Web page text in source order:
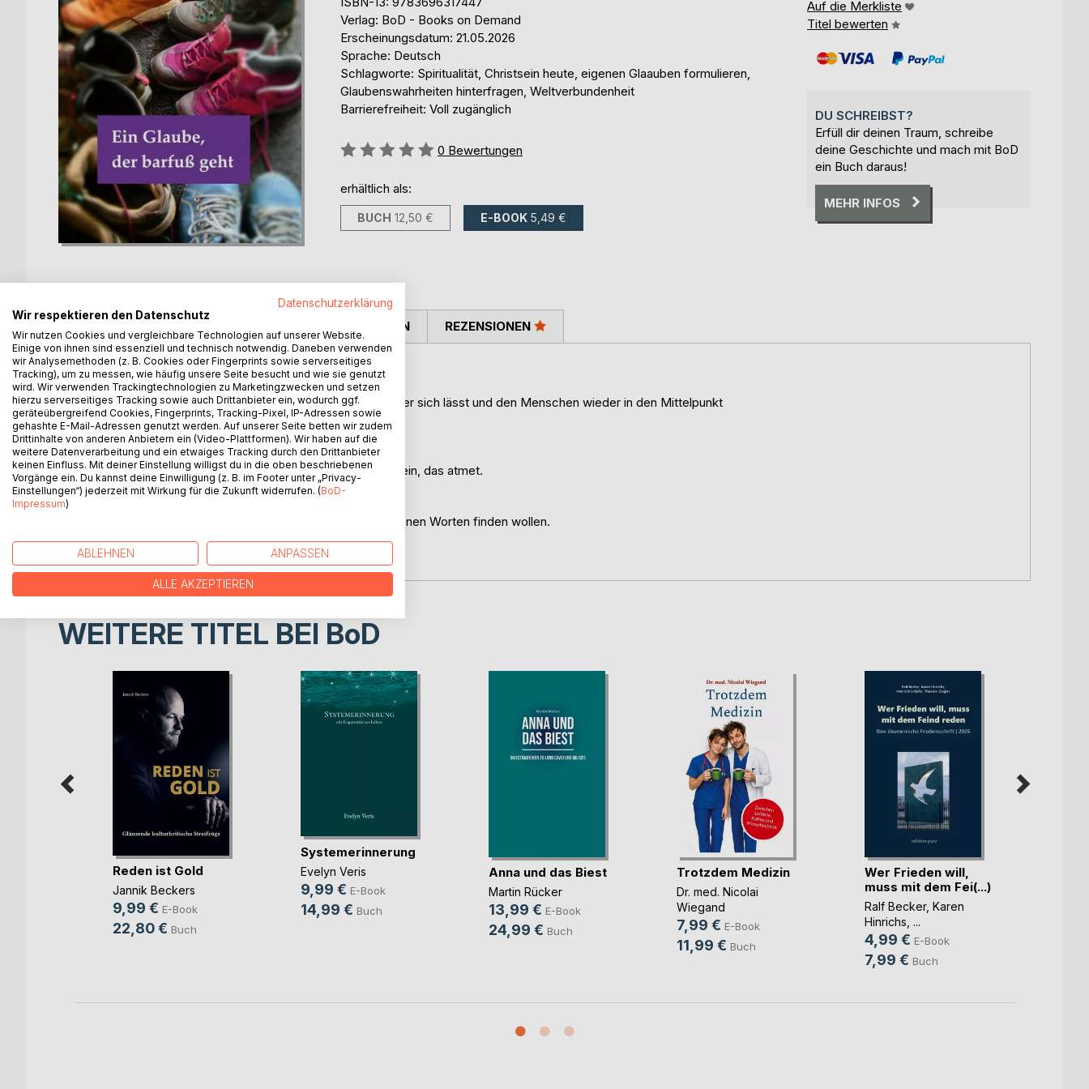
Verlag: BoD - Books on Demand
Erscheinungsdatum: 21.05.2026
Sprache: Deutsch
Schlagworte: Spiritualität, Christsein heute, eigenen Glaauben formulieren,
Glaubenswahrheiten hinterfragen, Weltverbundenheit
Barrierefreiheit: Voll zugänglich
Bewertung::
0 Bewertungen
erhältlich als:
BUCH 12,50 € E-BOOK 5,49 €
Auf die Merkliste
Titel bewerten
DU SCHREIBST?
Erfüll dir deinen Traum, schreibe
deine Geschichte und mach mit BoD
ein Buch daraus!
MEHR INFOS
Was ich glaube - glaub ich das?
50 Jahre Pastor - und der Mut, alles neu zu denken.
Dieses Buch erzählt von einem Glauben, der Dogmen hinter sich lässt und den Menschen wieder in den Mittelpunkt
stellt.
Keine theologischen Nebelkerzen.
Keine billigen Trostpflaster.
Sondern ehrliche Fragen, gelebte Krisen - und ein Christsein, das atmet.
Für alle, die Kirche lieben.
Und für alle, die ihren persönlichen Glauben endlich in eigenen Worten finden wollen.
Religion ist für den Menschen da - nicht umgekehrt.
Dieses Buch zeigt, wie das geht.
PRESSESTIMMEN REZENSIONEN
WEITERE TITEL BEI BoD
Reden ist Gold
Jannik Beckers
9,99 € E-Book
22,80 € Buch
Systemerinnerung
Evelyn Veris
9,99 € E-Book
14,99 € Buch
Anna und das Biest
Martin Rücker
13,99 € E-Book
24,99 € Buch
Trotzdem Medizin
Dr. med. Nicolai
Wiegand
7,99 € E-Book
11,99 € Buch
Wer Frieden will,
muss mit dem Fei(...)
Ralf Becker, Karen
Hinrichs , ...
4,99 € E-Book
7,99 € Buch
Datenschutzerklärung
Wir respektieren den Datenschutz
Wir nutzen Cookies und vergleichbare Technologien auf unserer Website.
Einige von ihnen sind essenziell und technisch notwendig. Daneben verwenden
wir Analysemethoden (z. B. Cookies oder Fingerprints sowie serverseitiges
Tracking), um zu messen, wie häufig unsere Seite besucht und wie sie genutzt
wird. Wir verwenden Trackingtechnologien zu Marketingzwecken und setzen
hierzu serverseitiges Tracking sowie auch Drittanbieter ein, wodurch ggf.
geräteübergreifend Cookies, Fingerprints, Tracking-Pixel, IP-Adressen sowie
gehashte E-Mail-Adressen genutzt werden. Auf unserer Seite betten wir zudem
Drittinhalte von anderen Anbietern ein (Video-Plattformen). Wir haben auf die
weitere Datenverarbeitung und ein etwaiges Tracking durch den Drittanbieter
keinen Einfluss. Mit deiner Einstellung willigst du in die oben beschriebenen
Vorgänge ein. Du kannst deine Einwilligung (z. B. im Footer unter „Privacy-
Einstellungen“) jederzeit mit Wirkung für die Zukunft widerrufen. (BoD-
Impressum)
ABLEHNEN ANPASSEN
ALLE AKZEPTIEREN